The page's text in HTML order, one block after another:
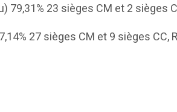
79,31% 23 sièges CM et 2 sièges
27 sièges CM et 9 sièges